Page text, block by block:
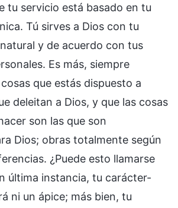
tu servicio está basado en tu
Tú sirves a Dios con tu
y de acuerdo con tus
Es más, siempre
que estás dispuesto a
deleitan a Dios, y que las cosas
son las que son
Dios; obras totalmente según
¿Puede esto llamarse
última instancia, tu carácter-
ni un ápice; más bien, tu